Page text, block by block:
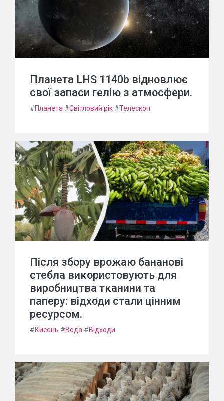
Планета LHS 1140b відновлює
свої запаси гелію з атмосфери.
#Планета #Світловий рік #Телескоп
Після збору врожаю бананові
стебла використовують для
виробництва тканини та
паперу: відходи стали цінним
ресурсом.
#Кисень #Вода #Відходи